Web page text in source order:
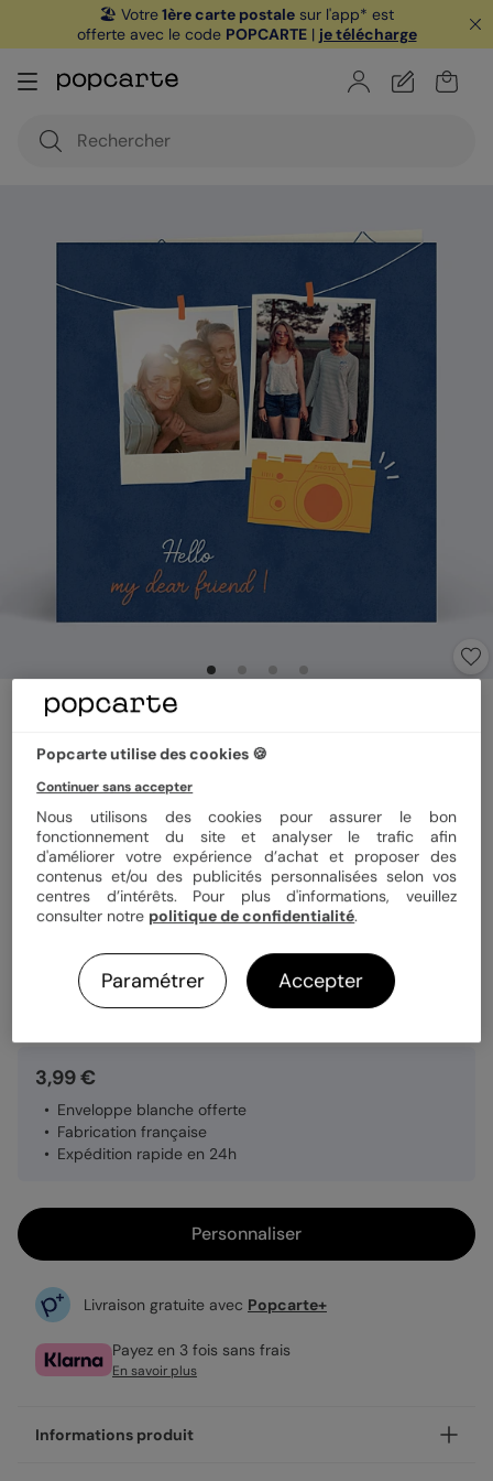
🏖️ Votre1ère carte postale sur l'app* est
offerte avec le code POPCARTE| je télécharge
Carte amitié
5(1avis)
Format 14x14 cm plié
Papier Papier Satiné
Quantité 1 carte
3,99 €
Enveloppe blanche offerte
Fabrication française
Expédition rapide en 24h
Personnaliser
Livraison gratuite avec Popcarte+
Payez en 3 fois sans frais
En savoir plus
Informations produit
Popcarte utilise des cookies 🍪
Continuer sans accepter
Nous utilisons des cookies pour assurer le bon
fonctionnement du site et analyser le trafic afin
d'améliorer votre expérience d’achat et proposer des
contenus et/ou des publicités personnalisées selon vos
centres d’intérêts. Pour plus d'informations, veuillez
consulter notre politique de confidentialité.
Paramétrer Accepter